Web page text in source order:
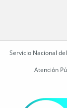
Servicio Nacional
Atención